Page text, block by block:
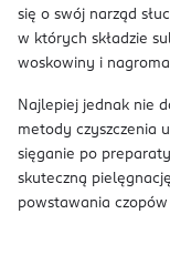
się o swój narząd
w których składzie
woskowiny i
Najlepiej jednak nie
metody czyszczenia
sięganie po
skuteczną
powstawania